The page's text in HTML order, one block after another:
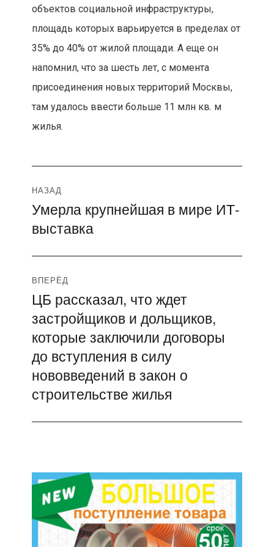
объектов социальной инфраструктуры,
площадь которых варьируется в пределах от
35% до 40% от жилой площади. А еще он
напомнил, что за шесть лет, с момента
присоединения новых территорий Москвы,
там удалось ввести больше 11 млн кв. м
жилья.
Навигация
по
НАЗАД
Предыдущая
запись:
Умерла крупнейшая в мире ИТ-
выставка
ВПЕРЁД
Следующая
запись:
ЦБ рассказал, что ждет
застройщиков и дольщиков,
которые заключили договоры
до вступления в силу
нововведений в закон о
строительстве жилья